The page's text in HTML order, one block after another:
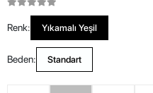
Renk: Yıkamalı Yeşil
Beden: Standart